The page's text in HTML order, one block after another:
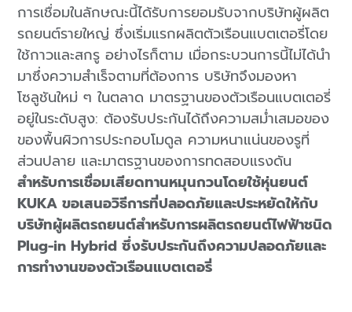
การเชื่อมในลักษณะนี้ได้รับการยอมรับจากบริษัทผู้ผลิต
รถยนต์รายใหญ่ ซึ่งเริ่มแรกผลิตตัวเรือนแบตเตอรี่โดย
ใช้กาวและสกรู อย่างไรก็ตาม เมื่อกระบวนการนี้ไม่ได้นำ
มาซึ่งความสำเร็จตามที่ต้องการ บริษัทจึงมองหา
โซลูชันใหม่ ๆ ในตลาด มาตรฐานของตัวเรือนแบตเตอรี่
อยู่ในระดับสูง: ต้องรับประกันได้ถึงความสม่ำเสมอของ
ของพื้นผิวการประกอบโมดูล ความหนาแน่นของรูที่
ส่วนปลาย และมาตรฐานของการทดสอบแรงดัน
สำหรับการเชื่อมเสียดทานหมุนกวนโดยใช้หุ่นยนต์
KUKA ขอเสนอวิธีการที่ปลอดภัยและประหยัดให้กับ
บริษัทผู้ผลิตรถยนต์สำหรับการผลิตรถยนต์ไฟฟ้าชนิด
Plug-in Hybrid ซึ่งรับประกันถึงความปลอดภัยและ
การทำงานของตัวเรือนแบตเตอรี่